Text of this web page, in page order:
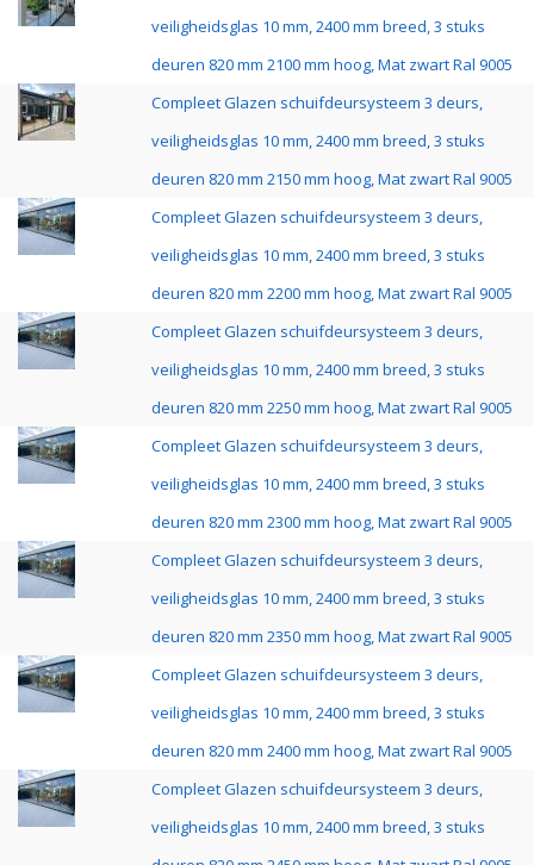
veiligheidsglas 10 mm, 2400 mm breed, 3 stuks
deuren 820 mm 2100 mm hoog, Mat zwart Ral 9005
Compleet Glazen schuifdeursysteem 3 deurs,
veiligheidsglas 10 mm, 2400 mm breed, 3 stuks
deuren 820 mm 2150 mm hoog, Mat zwart Ral 9005
Compleet Glazen schuifdeursysteem 3 deurs,
veiligheidsglas 10 mm, 2400 mm breed, 3 stuks
deuren 820 mm 2200 mm hoog, Mat zwart Ral 9005
Compleet Glazen schuifdeursysteem 3 deurs,
veiligheidsglas 10 mm, 2400 mm breed, 3 stuks
deuren 820 mm 2250 mm hoog, Mat zwart Ral 9005
Compleet Glazen schuifdeursysteem 3 deurs,
veiligheidsglas 10 mm, 2400 mm breed, 3 stuks
deuren 820 mm 2300 mm hoog, Mat zwart Ral 9005
Compleet Glazen schuifdeursysteem 3 deurs,
veiligheidsglas 10 mm, 2400 mm breed, 3 stuks
deuren 820 mm 2350 mm hoog, Mat zwart Ral 9005
Compleet Glazen schuifdeursysteem 3 deurs,
veiligheidsglas 10 mm, 2400 mm breed, 3 stuks
deuren 820 mm 2400 mm hoog, Mat zwart Ral 9005
Compleet Glazen schuifdeursysteem 3 deurs,
veiligheidsglas 10 mm, 2400 mm breed, 3 stuks